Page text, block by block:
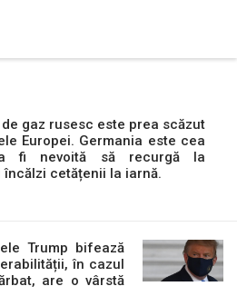
gaz rusesc este prea scăzut
Europei. Germania este cea
fi nevoită să recurgă la
cetățenii la iarnă.
Trump bifează
în cazul
are o vârstă